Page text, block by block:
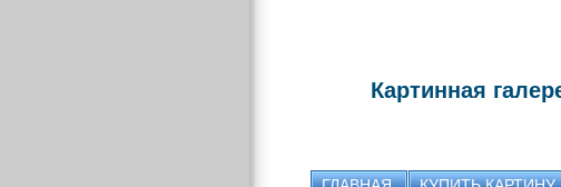
Картинная